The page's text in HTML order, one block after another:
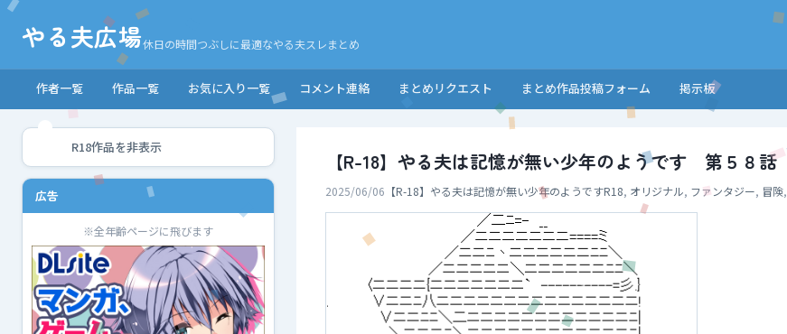
やる夫広場休日の時間つぶしに最適なやる夫スレまとめ
作者一覧 作品一覧 お気に入り一覧 コメント連絡 まとめリクエスト まとめ作品投稿フォーム 掲示板
R18作品を非表示
広告
※全年齢ページに飛びます
【R-18】やる夫は記憶が無い少年のようです 第５８話
2025/06/06 【R-18】やる夫は記憶が無い少年のようですR18, オリジナル, ファンタジー, 冒険,